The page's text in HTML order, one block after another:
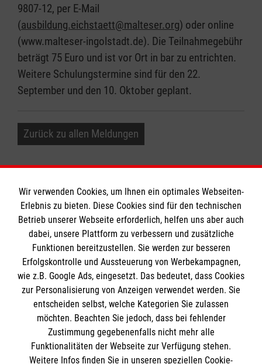
9807-12, per E-Mail
(ausbildung.eichstaett@malteser.org) oder online
(www.malteser-ingolstadt.de). Die Teilnahmegebühr
beträgt 75 Euro und ist vor Ort in bar zu entrichten.
Weitere Schulungstermine sind für den 22.
September und den 10. Oktober geplant.
Zurück zu allen Meldungen
Informationen
Impressum
Datenschutz
Barrierefreiheit
Kontakt
Presse
Die Malteser
Malteser in Deutschland
Malteserorden
Spendenkonto
Wir verwenden Cookies, um Ihnen ein optimales Webseiten-
Erlebnis zu bieten. Diese Cookies sind für den technischen
Betrieb unserer Webseite erforderlich, helfen uns aber auch
dabei, unsere Plattform zu verbessern und zusätzliche
Funktionen bereitzustellen. Sie werden zur besseren
Erfolgskontrolle und Aussteuerung von Werbekampagnen,
wie z.B. Google Ads, eingesetzt. Das bedeutet, dass Cookies
zur Personalisierung von Anzeigen verwendet werden. Sie
entscheiden selbst, welche Kategorien Sie zulassen
möchten. Beachten Sie jedoch, dass bei fehlender
Zustimmung gegebenenfalls nicht mehr alle
Funktionalitäten der Webseite zur Verfügung stehen.
Weitere Infos finden Sie in unseren speziellen Cookie-